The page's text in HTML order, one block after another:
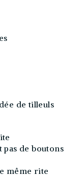
de tilleuls
pas de boutons
même rite